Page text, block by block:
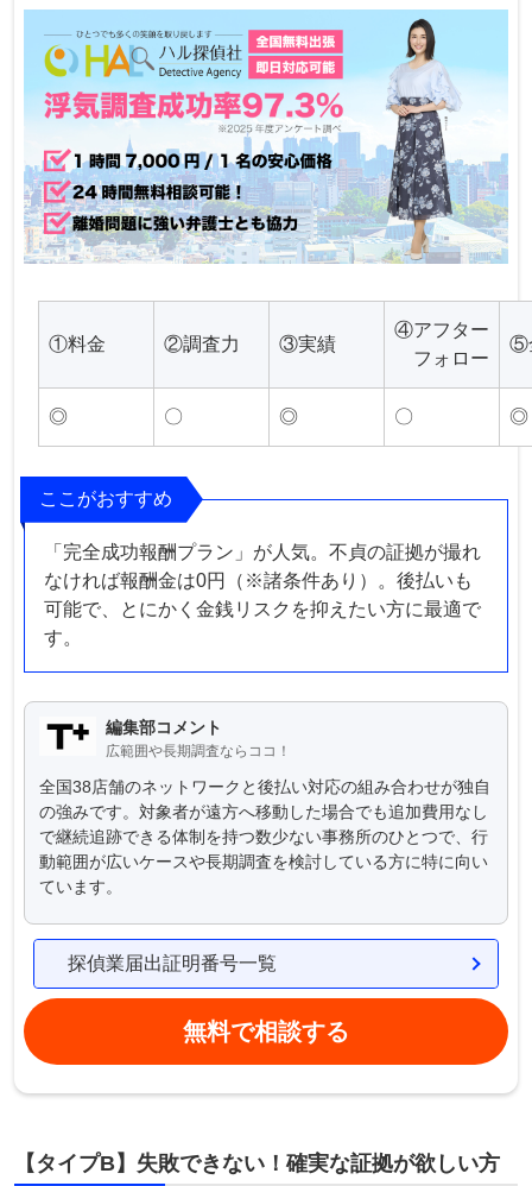
①料金 ②調査力 ③実績
④アフター
フォロー
⑤
◎ 〇 ◎ 〇 ◎
ここがおすすめ
「完全成功報酬プラン」が人気。不貞の証拠が撮れ
なければ報酬金は0円（※諸条件あり）。後払いも
可能で、とにかく金銭リスクを抑えたい方に最適で
す。
編集部コメント
広範囲や長期調査ならココ！
全国38店舗のネットワークと後払い対応の組み合わせが独自
の強みです。対象者が遠方へ移動した場合でも追加費用なし
で継続追跡できる体制を持つ数少ない事務所のひとつで、行
動範囲が広いケースや長期調査を検討している方に特に向い
ています。
探偵業届出証明番号一覧
無料で相談する
【タイプB】失敗できない！確実な証拠が欲しい方